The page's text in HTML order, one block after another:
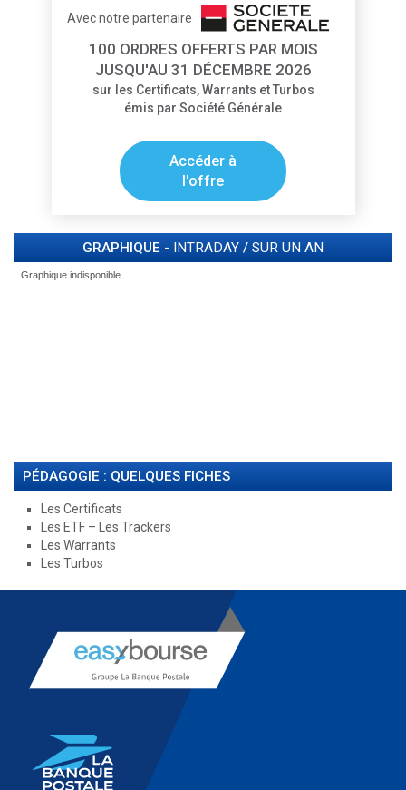
Avec notre partenaire
100 ORDRES OFFERTS PAR MOIS
JUSQU'AU 31 DÉCEMBRE 2026
sur les Certificats, Warrants et Turbos
émis par Société Générale
Accéder à
l'offre
GRAPHIQUE - INTRADAY / SUR UN AN
PÉDAGOGIE : QUELQUES FICHES
Les Certificats
Les ETF – Les Trackers
Les Warrants
Les Turbos